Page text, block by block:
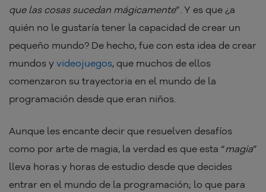
que las cosas sucedan mágicamente”. Y es que ¿a
quién no le gustaría tener la capacidad de crear un
pequeño mundo? De hecho, fue con esta idea de crear
mundos y videojuegos, que muchos de ellos
comenzaron su trayectoria en el mundo de la
programación desde que eran niños.
Aunque les encante decir que resuelven desafíos
como por arte de magia, la verdad es que esta “magia”
lleva horas y horas de estudio desde que decides
entrar en el mundo de la programación; lo que para